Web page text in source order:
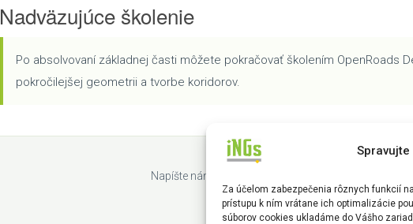
Za účelom zabezpečenia rôznych funkcií
prístupu k ním vrátane ich optimalizácie
súborov cookies ukladáme do Vášho
Nadväzujúce školenie
Po absolvovaní základnej časti môžete pokračovať školením OpenRoads
pokročilejšej geometrii a tvorbe koridorov.
Chcete si dohodnúť termín?
Napíšte nám a pripravíme školenie podľa potrieb
Kontaktovať iNGs